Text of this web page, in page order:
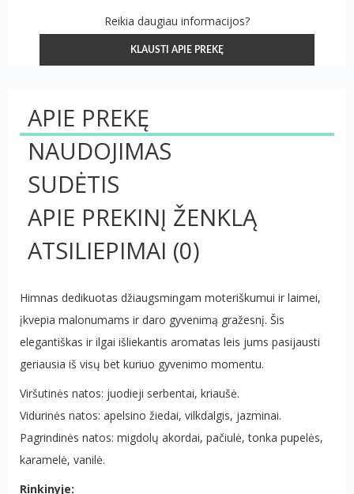
Reikia daugiau informacijos?
KLAUSTI APIE PREKĘ
APIE PREKĘ
NAUDOJIMAS
SUDĖTIS
APIE PREKINĮ ŽENKLĄ
ATSILIEPIMAI (0)
Himnas dedikuotas džiaugsmingam moteriškumui ir laimei,
įkvepia malonumams ir daro gyvenimą gražesnį. Šis
elegantiškas ir ilgai išliekantis aromatas leis jums pasijausti
geriausia iš visų bet kuriuo gyvenimo momentu.
Viršutinės natos: juodieji serbentai, kriaušė.
Vidurinės natos: apelsino žiedai, vilkdalgis, jazminai.
Pagrindinės natos: migdolų akordai, pačiulė, tonka pupelės,
karamelė, vanilė.
Rinkinyje: